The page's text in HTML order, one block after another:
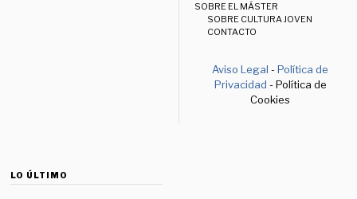
SOBRE EL MÁSTER
SOBRE CULTURA JOVEN
CONTACTO
Aviso Legal -Política de
Privacidad - Política de
Cookies
LO ÚLTIMO